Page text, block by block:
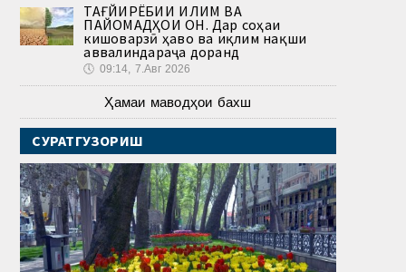
ТАҒЙИРЁБИИ ИҚЛИМ ВА
ПАЙОМАДҲОИ ОН. Дар соҳаи
кишоварзӣ ҳаво ва иқлим нақши
аввалиндараҷа доранд
🕔 09:14, 7.Авг 2026
Ҳамаи маводҳои бахш
СУРАТГУЗОРИШ